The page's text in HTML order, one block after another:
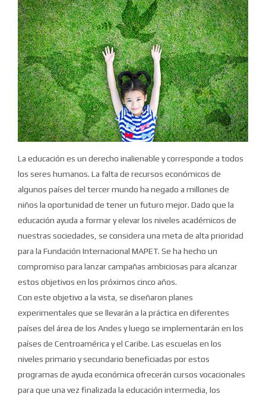
La educación es un derecho inalienable y corresponde a todos
los seres humanos. La falta de recursos económicos de
algunos países del tercer mundo ha negado a millones de
niños la oportunidad de tener un futuro mejor. Dado que la
educación ayuda a formar y elevar los niveles académicos de
nuestras sociedades, se considera una meta de alta prioridad
para la Fundación Internacional MAPET. Se ha hecho un
compromiso para lanzar campañas ambiciosas para alcanzar
estos objetivos en los próximos cinco años.
Con este objetivo a la vista, se diseñaron planes
experimentales que se llevarán a la práctica en diferentes
países del área de los Andes y luego se implementarán en los
países de Centroamérica y el Caribe. Las escuelas en los
niveles primario y secundario beneficiadas por estos
programas de ayuda económica ofrecerán cursos vocacionales
para que una vez finalizada la educación intermedia, los